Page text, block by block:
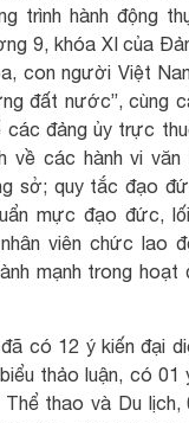
trình hành động
9, khóa XI của
con người Việt
đất nước”, cùng
các đảng ủy trực
về các hành vi
sở; quy tắc đạo
mực đạo đức,
viên chức lao
mạnh trong hoạt
có 12 ý kiến đại
thảo luận, có 01
thao và Du lịch,